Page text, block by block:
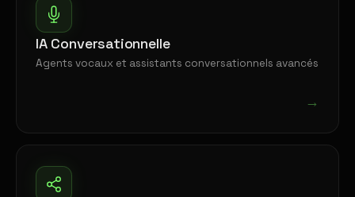
IA Conversationnelle
Agents vocaux et assistants conversationnels avancés
→